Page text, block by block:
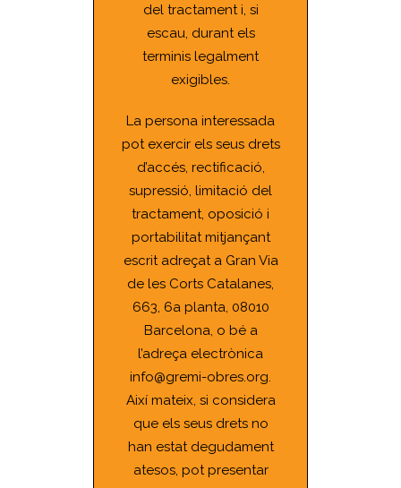
del tractament i, si
escau, durant els
terminis legalment
exigibles.
La persona interessada
pot exercir els seus drets
d’accés, rectificació,
supressió, limitació del
tractament, oposició i
portabilitat mitjançant
escrit adreçat a Gran Via
de les Corts Catalanes,
663, 6a planta, 08010
Barcelona, o bé a
l’adreça electrònica
info@gremi-obres.org.
Així mateix, si considera
que els seus drets no
han estat degudament
atesos, pot presentar